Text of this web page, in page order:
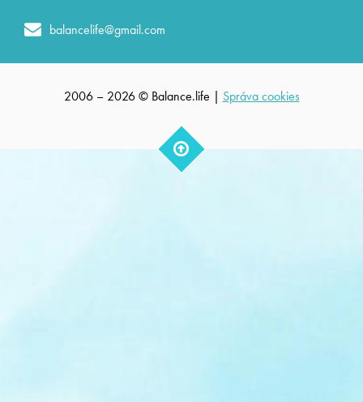
balancelife@gmail.com
2006 – 2026 © Balance.life | Správa cookies